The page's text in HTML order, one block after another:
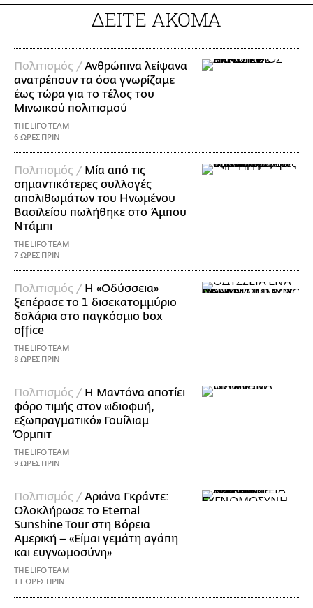
ΔΕΙΤΕ ΑΚΟΜΑ
Πολιτισμός / Ανθρώπινα λείψανα
ανατρέπουν τα όσα γνωρίζαμε
έως τώρα για το τέλος του
Μινωικού πολιτισμού
THE LIFO TEAM
6 ΩΡΕΣ ΠΡΙΝ
Πολιτισμός / Μία από τις
σημαντικότερες συλλογές
απολιθωμάτων του Ηνωμένου
Βασιλείου πωλήθηκε στο Άμπου
Ντάμπι
THE LIFO TEAM
7 ΩΡΕΣ ΠΡΙΝ
Πολιτισμός / Η «Οδύσσεια»
ξεπέρασε το 1 δισεκατομμύριο
δολάρια στο παγκόσμιο box
office
THE LIFO TEAM
8 ΩΡΕΣ ΠΡΙΝ
Πολιτισμός / Η Μαντόνα αποτίει
φόρο τιμής στον «ιδιοφυή,
εξωπραγματικό» Γουίλιαμ
Όρμπιτ
THE LIFO TEAM
9 ΩΡΕΣ ΠΡΙΝ
Πολιτισμός / Αριάνα Γκράντε:
Ολοκλήρωσε το Eternal
Sunshine Tour στη Βόρεια
Αμερική – «Είμαι γεμάτη αγάπη
και ευγνωμοσύνη»
THE LIFO TEAM
11 ΩΡΕΣ ΠΡΙΝ